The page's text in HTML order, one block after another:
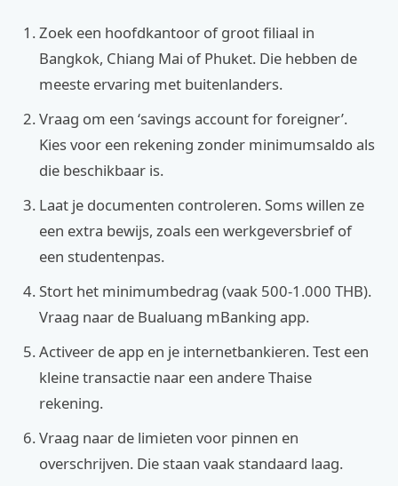
Zoek een hoofdkantoor of groot filiaal in
Bangkok, Chiang Mai of Phuket. Die hebben de
meeste ervaring met buitenlanders.
Vraag om een ‘savings account for foreigner’.
Kies voor een rekening zonder minimumsaldo als
die beschikbaar is.
Laat je documenten controleren. Soms willen ze
een extra bewijs, zoals een werkgeversbrief of
een studentenpas.
Stort het minimumbedrag (vaak 500‑1.000 THB).
Vraag naar de Bualuang mBanking app.
Activeer de app en je internetbankieren. Test een
kleine transactie naar een andere Thaise
rekening.
Vraag naar de limieten voor pinnen en
overschrijven. Die staan vaak standaard laag.